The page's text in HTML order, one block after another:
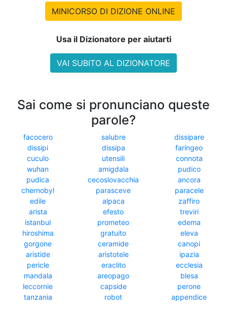
MINICORSO DI DIZIONE ONLINE
Usa il Dizionatore per aiutarti
VAI SUBITO AL DIZIONATORE
Sai come si pronunciano queste
parole?
facocero salubre
dissipare
dissipi
dissipa
faringeo
cuculo
utensili
connota
wuhan
amigdala
pudico
pudica
cecoslovacchia
ancora
chernobyl
parasceve
paracele
edile
alpaca
zaffiro
arista
efesto
treviri
istanbul
prometeo
edema
hiroshima
gratuito
eleva
gorgone
ceramide
canopi
aristide
aristotele
ipazia
pericle
eraclito
ecclesia
mandala
areopago
blesa
leccornie
capside
perone
tanzania
robot appendice